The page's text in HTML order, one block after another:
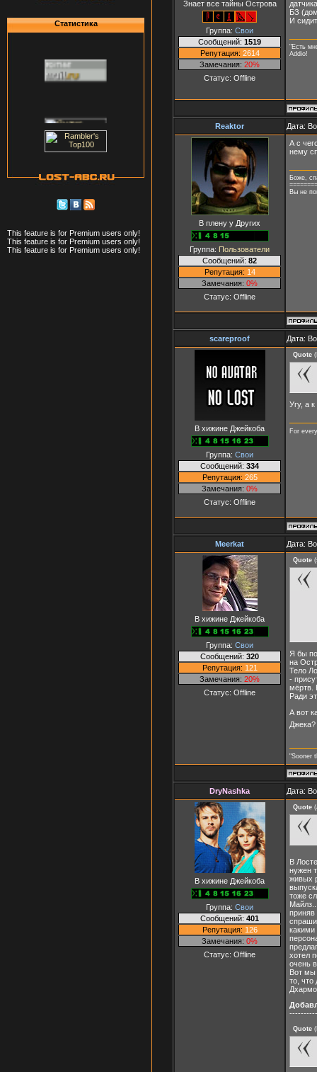
Статистика
This feature is for Premium users only!
This feature is for Premium users only!
This feature is for Premium users only!
Знает все тайны Острова
Группа: Свои
Сообщений: 1519
Репутация: 2614
Замечания: 20%
Статус: Offline
БЗ
И
"Есть
Addio!
Reaktor Дата:
В плену у Других
Группа: Пользователи
Сообщений: 82
Репутация: 14
Замечания: 0%
Статус: Offline
А с
нему
Боже,
Вы не
scareproof Дата:
В хижине Джейкоба
Группа: Свои
Сообщений: 334
Репутация: 265
Замечания: 0%
Статус: Offline
Quote (
Угу, а
For
Meerkat Дата:
В хижине Джейкоба
Группа: Свои
Сообщений: 320
Репутация: 121
Замечания: 20%
Статус: Offline
Quote (
Я бы
на
Тело
-
мёртв.
Ради
А вот
Джека?
"Sooner
DryNashka Дата:
В хижине Джейкоба
Группа: Свои
Сообщений: 401
Репутация: 126
Замечания: 0%
Статус: Offline
Quote (
В
нужен
живых
тоже
приняв
какими
хотел
очень
Вот мы
то, что
Quote (